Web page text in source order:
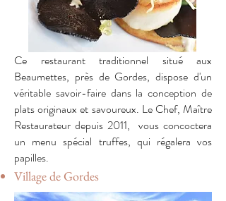
Ce restaurant traditionnel situé aux
Beaumettes, près de Gordes, dispose d'un
véritable savoir-faire dans la conception de
plats originaux et savoureux. Le Chef, Maître
Restaurateur depuis 2011, vous concoctera
un menu spécial truffes, qui régalera vos
papilles.
Village de Gordes